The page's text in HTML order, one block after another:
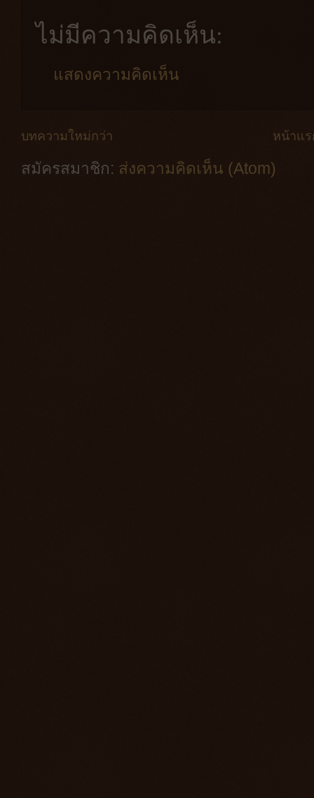
ไม่มีความคิดเห็น:
แสดงความคิดเห็น
บทความใหม่กว่า หน้าแร
สมัครสมาชิก: ส่งความคิดเห็น (Atom)